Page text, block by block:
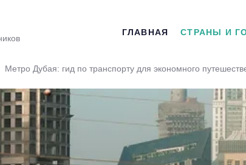
ГЛАВНАЯ СТРАНЫ И
Метро Дубая: гид по транспорту для экономного